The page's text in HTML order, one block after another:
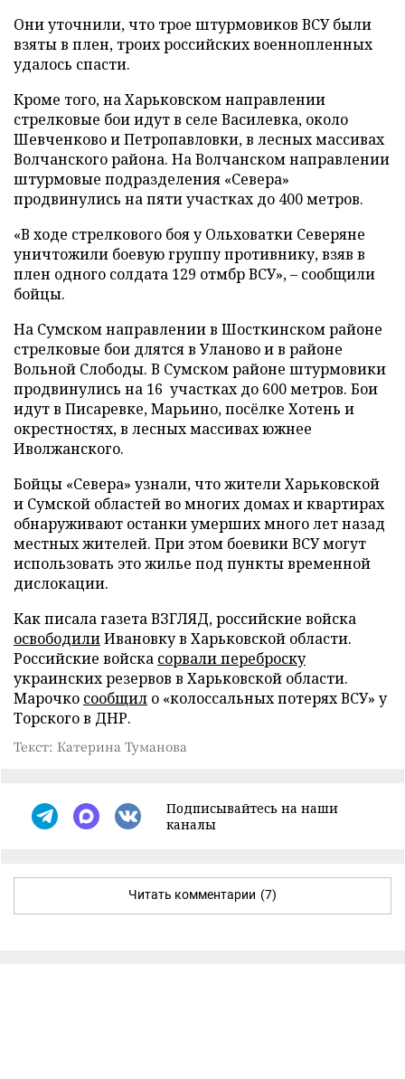
Они уточнили, что трое штурмовиков ВСУ были
взяты в плен, троих российских военнопленных
удалось спасти.
Кроме того, на Харьковском направлении
стрелковые бои идут в селе Василевка, около
Шевченково и Петропавловки, в лесных массивах
Волчанского района. На Волчанском направлении
штурмовые подразделения «Севера»
продвинулись на пяти участках до 400 метров.
«В ходе стрелкового боя у Ольховатки Северяне
уничтожили боевую группу противнику, взяв в
плен одного солдата 129 отмбр ВСУ», – сообщили
бойцы.
На Сумском направлении в Шосткинском районе
стрелковые бои длятся в Уланово и в районе
Вольной Слободы. В Сумском районе штурмовики
продвинулись на 16 участках до 600 метров. Бои
идут в Писаревке, Марьино, посёлке Хотень и
окрестностях, в лесных массивах южнее
Иволжанского.
Бойцы «Севера» узнали, что жители Харьковской
и Сумской областей во многих домах и квартирах
обнаруживают останки умерших много лет назад
местных жителей. При этом боевики ВСУ могут
использовать это жилье под пункты временной
дислокации.
Как писала газета ВЗГЛЯД, российские войска
освободилиИвановку в Харьковской области.
Российские войска сорвали переброску
украинских резервов в Харьковской области.
Марочко сообщил о «колоссальных потерях ВСУ» у
Торского в ДНР.
Текст: Катерина Туманова
Подписывайтесь на наши
каналы
Читать комментарии (7)